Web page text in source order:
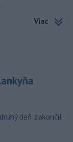
Viac
deň zakončil